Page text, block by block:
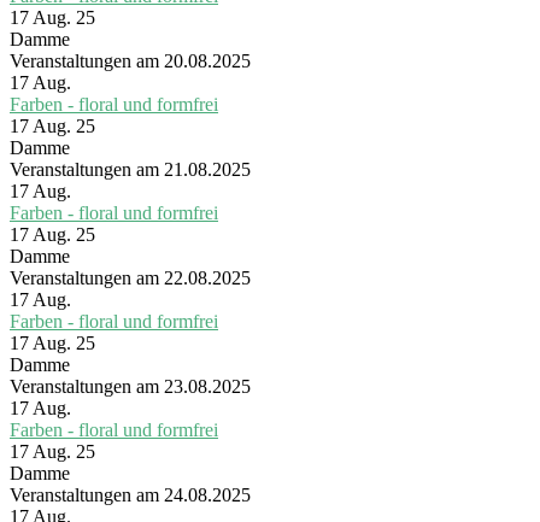
17 Aug. 25
Damme
Veranstaltungen am 20.08.2025
17 Aug.
Farben - floral und formfrei
17 Aug. 25
Damme
Veranstaltungen am 21.08.2025
17 Aug.
Farben - floral und formfrei
17 Aug. 25
Damme
Veranstaltungen am 22.08.2025
17 Aug.
Farben - floral und formfrei
17 Aug. 25
Damme
Veranstaltungen am 23.08.2025
17 Aug.
Farben - floral und formfrei
17 Aug. 25
Damme
Veranstaltungen am 24.08.2025
17 Aug.